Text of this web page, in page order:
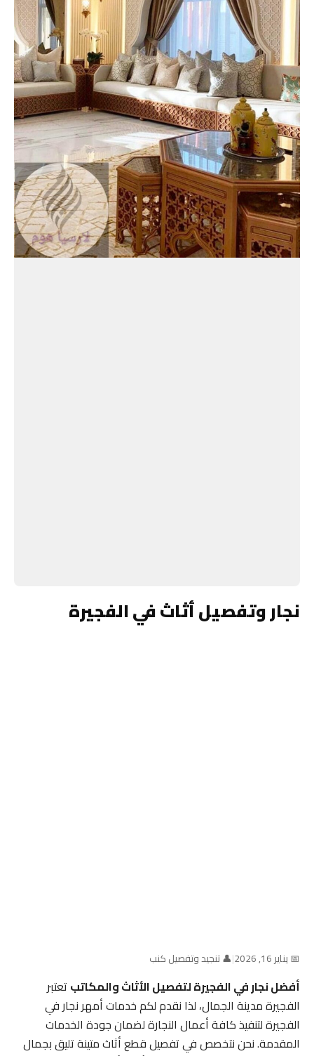
نجار وتفصيل أثاث في الفجيرة
📅 يناير 16, 2026 |👤 تنجيد وتفصيل كنب
أفضل نجار في الفجيرة لتفصيل الأثاث والمكاتبتعتبر
الفجيرة مدينة الجمال، لذا نقدم لكم خدمات أمهر نجار في
الفجيرة لتنفيذ كافة أعمال النجارة لضمان جودة الخدمات
المقدمة. نحن نتخصص في تفصيل قطع أثاث متينة تليق بجمال